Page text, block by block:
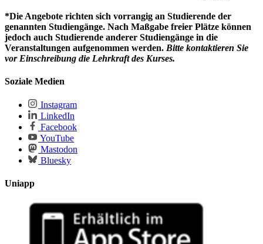
*Die Angebote richten sich vorrangig an Studierende der
genannten Studiengänge. Nach Maßgabe freier Plätze können
jedoch auch Studierende anderer Studiengänge in die
Veranstaltungen aufgenommen werden. Bitte kontaktieren Sie
vor Einschreibung die Lehrkraft des Kurses.
Soziale Medien
Instagram
LinkedIn
Facebook
YouTube
Mastodon
Bluesky
Uniapp